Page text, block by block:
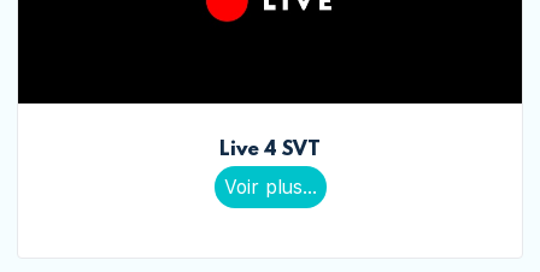
Live 4 SVT
Voir plus...